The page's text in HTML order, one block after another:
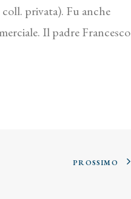
privata). Fu anche
Il padre Francesco
PROSSIMO